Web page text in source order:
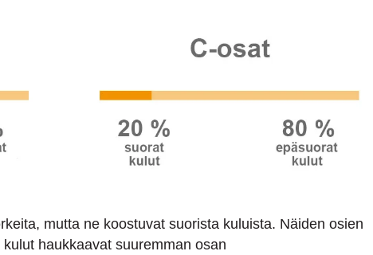
mutta ne koostuvat suorista kuluista. Näiden osien
haukkaavat suuremman osan